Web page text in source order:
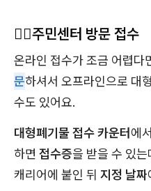
🚶‍♂️주민센터 방문 접수
온라인 접수가 조금 어렵다
문하셔서 오프라인으로 대
수도 있어요.
대형폐기물 접수 카운터에서
하면 접수증을 받을 수 있
캐리어에 붙인 뒤 지정 날짜